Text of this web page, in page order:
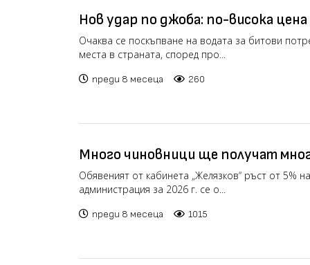
Нов удар по джоба: по-висока
градове от 1 януари
Очаква се поскъпване на водата за битови
места в страната, според про...
преди 8 месеца 260
Много чиновници ще получат
увеличение на заплатите от
Обявеният от кабинета „Желязков“ ръст от 5%
администрация за 2026 г. се о...
преди 8 месеца 1015